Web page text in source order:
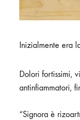
Inizialmente era
Dolori fortissimi,
antinfiammatori,
“Signora è